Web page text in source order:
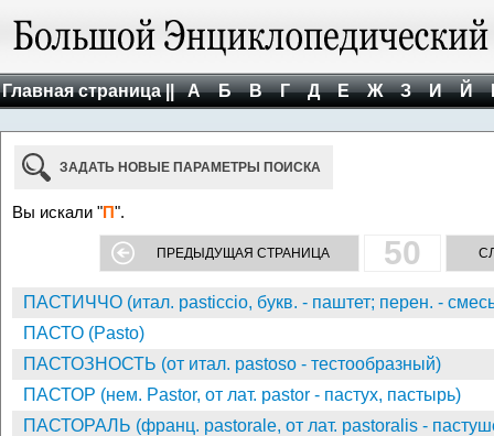
Главная страница || А Б В Г Д Е Ж З И Й
ЗАДАТЬ НОВЫЕ ПАРАМЕТРЫ ПОИСКА
Вы искали "П".
ПРЕДЫДУЩАЯ СТРАНИЦА 50
ПАСТИЧЧО (итал. pasticcio, букв. - паштет; перен. -
ПАСТО (Pasto)
ПАСТОЗНОСТЬ (от итал. pastoso - тестообразный)
ПАСТОР (нем. Pastor, от лат. pastor - пастух, пастырь)
ПАСТОРАЛЬ (франц. pastorale, от лат. pastoralis -